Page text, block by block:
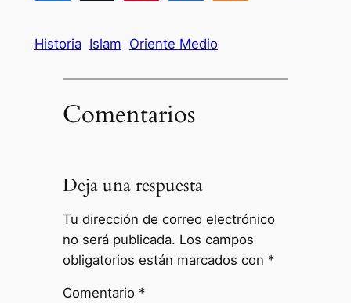
Historia Islam Oriente Medio
Comentarios
Deja una respuesta
Tu dirección de correo electrónico
no será publicada. Los campos
obligatorios están marcados con *
Comentario *